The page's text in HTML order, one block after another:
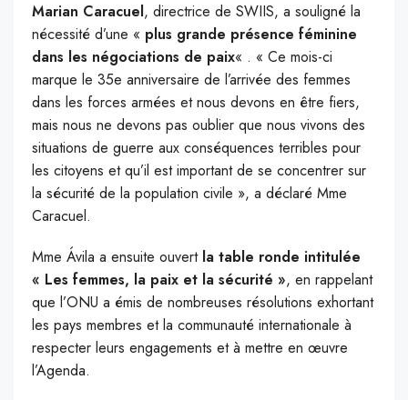
Marian Caracuel, directrice de SWIIS, a souligné la
nécessité d’une « plus grande présence féminine
dans les négociations de paix« . « Ce mois-ci
marque le 35e anniversaire de l’arrivée des femmes
dans les forces armées et nous devons en être fiers,
mais nous ne devons pas oublier que nous vivons des
situations de guerre aux conséquences terribles pour
les citoyens et qu’il est important de se concentrer sur
la sécurité de la population civile », a déclaré Mme
Caracuel.
Mme Ávila a ensuite ouvert la table ronde intitulée
« Les femmes, la paix et la sécurité », en rappelant
que l’ONU a émis de nombreuses résolutions exhortant
les pays membres et la communauté internationale à
respecter leurs engagements et à mettre en œuvre
l’Agenda.